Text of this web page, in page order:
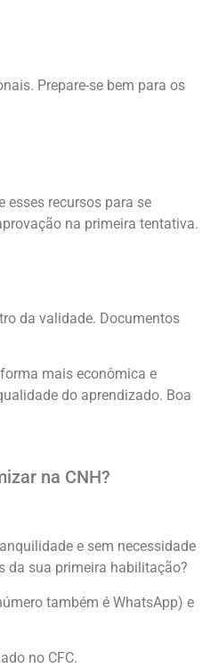
Prepare-se bem para os
esses recursos para se
na primeira tentativa.
da validade. Documentos
mais econômica e
do aprendizado. Boa
na CNH?
e sem necessidade
da sua primeira habilitação?
também é WhatsApp) e
no CFC.